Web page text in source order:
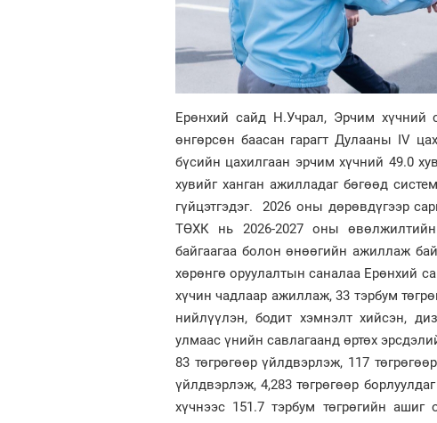
Ерөнхий сайд Н.Учрал, Эрчим хүчний
өнгөрсөн баасан гарагт Дулааны IV
бүсийн цахилгаан эрчим хүчний 49.0
хувийг ханган ажилладаг бөгөөд
гүйцэтгэдэг. 2026 оны дөрөвдүгээр
ТӨХК нь 2026-2027 оны өвөлжилтийн
байгаагаа болон өнөөгийн ажиллаж
хөрөнгө оруулалтын саналаа Ерөнхий
хүчин чадлаар ажиллаж, 33 тэрбум
нийлүүлэн, бодит хэмнэлт хийсэн,
улмаас үнийн савлагаанд өртөх
83 төгрөгөөр үйлдвэрлэж, 117
үйлдвэрлэж, 4,283 төгрөгөөр
хүчнээс 151.7 тэрбум төгрөгийн